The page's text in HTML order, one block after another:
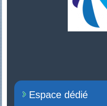
Espace dédié